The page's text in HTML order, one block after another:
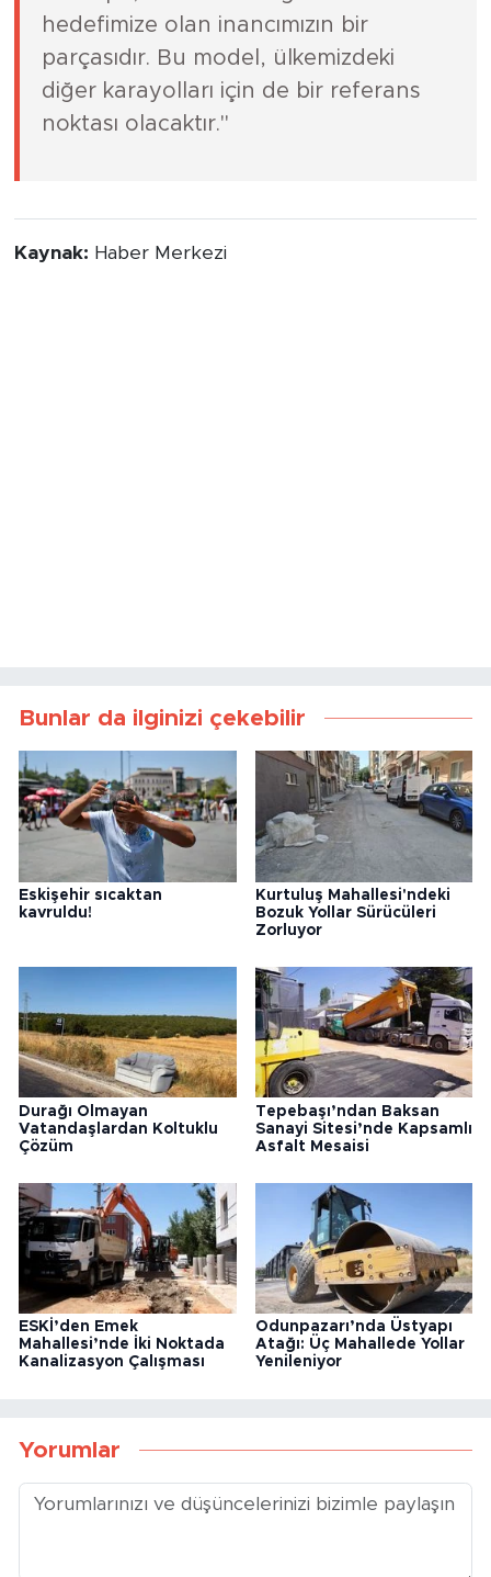
hedefimize olan inancımızın bir
parçasıdır. Bu model, ülkemizdeki
diğer karayolları için de bir referans
noktası olacaktır."
Kaynak: Haber Merkezi
Bunlar da ilginizi çekebilir
Eskişehir sıcaktan
kavruldu!
Kurtuluş Mahallesi'ndeki
Bozuk Yollar Sürücüleri
Zorluyor
Durağı Olmayan
Vatandaşlardan Koltuklu
Çözüm
Tepebaşı’ndan Baksan
Sanayi Sitesi’nde Kapsamlı
Asfalt Mesaisi
ESKİ’den Emek
Mahallesi’nde İki Noktada
Kanalizasyon Çalışması
Odunpazarı’nda Üstyapı
Atağı: Üç Mahallede Yollar
Yenileniyor
Yorumlar